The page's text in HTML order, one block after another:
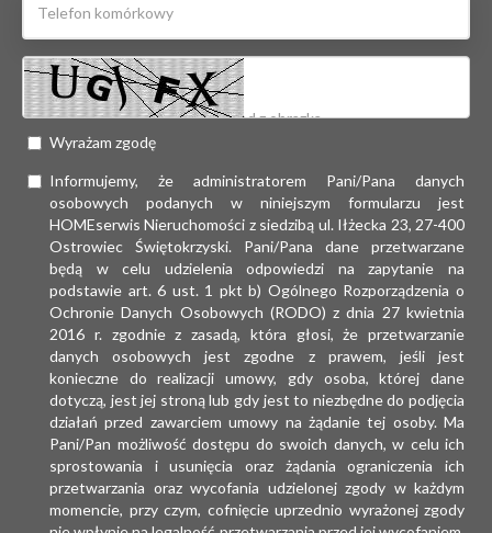
Wyrażam zgodę
Informujemy, że administratorem Pani/Pana danych
osobowych podanych w niniejszym formularzu jest
HOMEserwis Nieruchomości z siedzibą ul. Iłżecka 23, 27-400
Ostrowiec Świętokrzyski. Pani/Pana dane przetwarzane
będą w celu udzielenia odpowiedzi na zapytanie na
podstawie art. 6 ust. 1 pkt b) Ogólnego Rozporządzenia o
Ochronie Danych Osobowych (RODO) z dnia 27 kwietnia
2016 r. zgodnie z zasadą, która głosi, że przetwarzanie
danych osobowych jest zgodne z prawem, jeśli jest
konieczne do realizacji umowy, gdy osoba, której dane
dotyczą, jest jej stroną lub gdy jest to niezbędne do podjęcia
działań przed zawarciem umowy na żądanie tej osoby. Ma
Pani/Pan możliwość dostępu do swoich danych, w celu ich
sprostowania i usunięcia oraz żądania ograniczenia ich
przetwarzania oraz wycofania udzielonej zgody w każdym
momencie, przy czym, cofnięcie uprzednio wyrażonej zgody